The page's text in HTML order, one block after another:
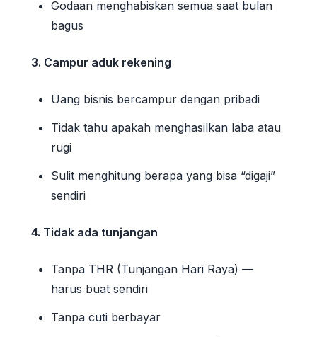
Godaan menghabiskan semua saat bulan
bagus
3. Campur aduk rekening
Uang bisnis bercampur dengan pribadi
Tidak tahu apakah menghasilkan laba atau
rugi
Sulit menghitung berapa yang bisa “digaji”
sendiri
4. Tidak ada tunjangan
Tanpa THR (Tunjangan Hari Raya) —
harus buat sendiri
Tanpa cuti berbayar